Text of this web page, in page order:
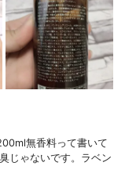
無香料って書いて
じゃないです。ラベン